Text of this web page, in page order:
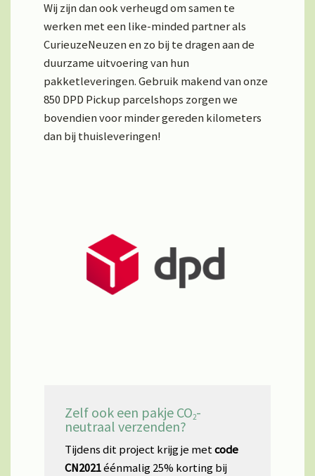
Wij zijn dan ook verheugd om samen te
werken met een like-minded partner als
CurieuzeNeuzen en zo bij te dragen aan de
duurzame uitvoering van hun
pakketleveringen. Gebruik makend van onze
850 DPD Pickup parcelshops zorgen we
bovendien voor minder gereden kilometers
dan bij thuisleveringen!
Zelf ook een pakje CO2-
neutraal verzenden?
Tijdens dit project krijg je metcode
CN2021éénmalig 25% korting bij